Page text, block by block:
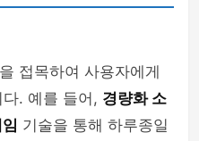
접목하여 사용자에게
. 예를 들어, 경량화 소
기술을 통해 하루종일